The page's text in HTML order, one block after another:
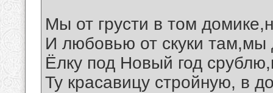
Мы от грусти в том
И любовью от скуки там,мы
Ёлку под Новый год
Ту красавицу стройную, в